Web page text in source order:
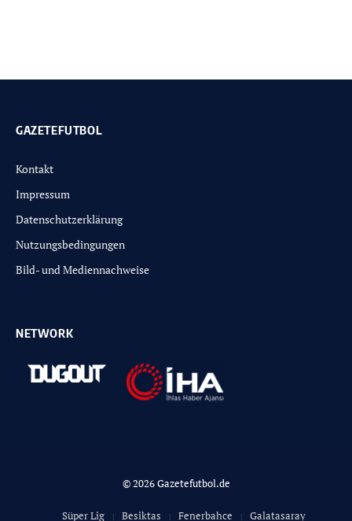
GAZETEFUTBOL
Kontakt
Impressum
Datenschutzerklärung
Nutzungsbedingungen
Bild- und Mediennachweise
NETWORK
© 2026 Gazetefutbol.de
Süper Lig Besiktas Fenerbahce Galatasaray